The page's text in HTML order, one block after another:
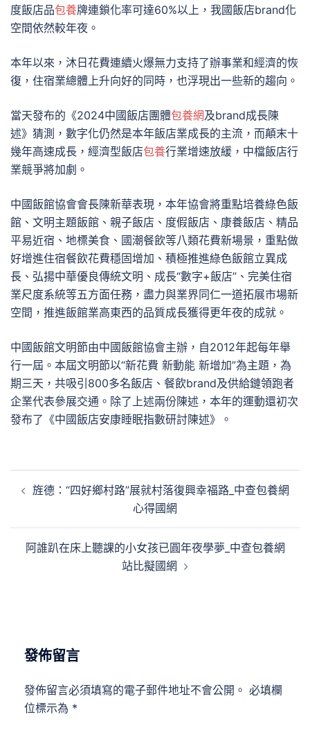
度飯店品包養牌連鎖化率可達60%以上，我國飯店brand化
空間依然較年夜。
本年以來，沐日花費連續火爆無力支持了辦事業和經濟的恢
復，住宿業總體上升向好的同時，也浮現出一些新的趨向。
當天發布的《2024中國飯店團體包養網及brand成長陳
述》猜測，數字化仍然是本年飯店業成長的主流，而顛末十
幾年高速成長，經濟型飯店包養行業增速放緩，中檔飯店行
業競爭將加劇。
中國飯館協會會長陳新華表現，本年協會將重點培養綠色飯
館、文明主題飯館、親子飯店、度假飯店、康養飯店、精品
平易近宿、地標美食、國潮餐飲等八類花費新場景，重點做
好增進住宿餐飲花費穩固增加、積極推進綠色飯館立異成
長、弘揚中華優良傳統文明、成長“數字+飯店”、完美住宿
業尺度系統等五方面任務，盡力與業界同仁一道拓展市場新
空間，推進飯館業高東西的品質成長獲得更年夜的成就。
中國飯館文明節由中國飯館協會主辦，自2012年起每年舉
行一屆。本屆文明節以“新花費 新動能 新增加”為主題，為
期三天，共吸引800多名飯店、餐飲brand及供給鏈領跑者
企業代表參展交通。除了上述兩份陳述，本年的運動還初次
發布了《中國飯店安康睡眠指數研討陳述》。
章 旌德：“四好鄉村路”展就村落復興幸福路_中查包養網
心得國網
阿誰趴在床上聽課的小女孩已圓年夜學夢_中查包養網
站比擬國網
發佈留言
發佈留言必須填寫的電子郵件地址不會公開。 必填欄
位標示為 *